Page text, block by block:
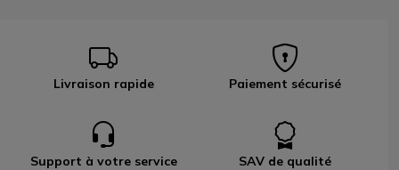
Livraison rapide Paiement sécurisé
Support à votre service SAV de qualité